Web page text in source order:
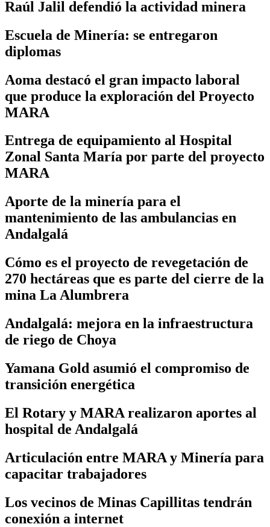
Raúl Jalil defendió la actividad minera
Escuela de Minería: se entregaron
diplomas
Aoma destacó el gran impacto laboral
que produce la exploración del Proyecto
MARA
Entrega de equipamiento al Hospital
Zonal Santa María por parte del proyecto
MARA
Aporte de la minería para el
mantenimiento de las ambulancias en
Andalgalá
Cómo es el proyecto de revegetación de
270 hectáreas que es parte del cierre de la
mina La Alumbrera
Andalgalá: mejora en la infraestructura
de riego de Choya
Yamana Gold asumió el compromiso de
transición energética
El Rotary y MARA realizaron aportes al
hospital de Andalgalá
Articulación entre MARA y Minería para
capacitar trabajadores
Los vecinos de Minas Capillitas tendrán
conexión a internet